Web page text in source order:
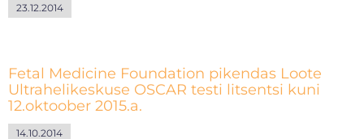
23.12.2014
Fetal Medicine Foundation pikendas Loote
Ultrahelikeskuse OSCAR testi litsentsi kuni
12.oktoober 2015.a.
14.10.2014